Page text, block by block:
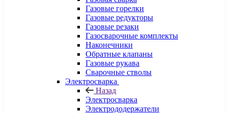
Газовые горелки
Газовые редукторы
Газовые резаки
Газосварочные комплекты
Наконечники
Обратные клапаны
Газовые рукава
Сварочные стволы
Электросварка
Назад
Электросварка
Электрододержатели